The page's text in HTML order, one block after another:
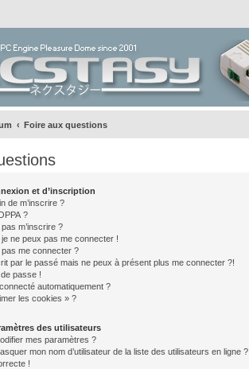
Foire aux questions
et d’inscription
de m’inscrire ?
?
m’inscrire ?
ne peux pas me connecter !
me connecter ?
par le passé mais ne peux à présent plus me connecter ?!
passe !
automatiquement ?
les cookies » ?
des utilisateurs
mes paramètres ?
mon nom d’utilisateur de la liste des utilisateurs en ligne ?
!